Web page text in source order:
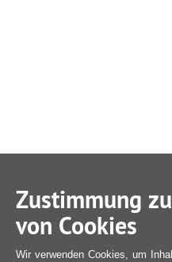
Zustimmung
von Cookies
Wir verwenden Cookies, um